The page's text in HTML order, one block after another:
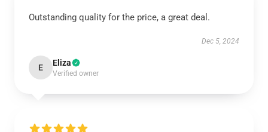
Outstanding quality for the price, a great deal.
Dec 5, 2024
E Eliza
Verified owner